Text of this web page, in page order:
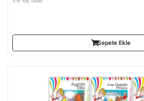
Sepete Ekle